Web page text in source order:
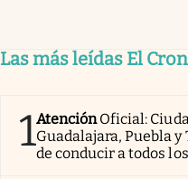
Las más leídas El
1AtenciónOficial:
Guadalajara, Puebla
de conducir a todos